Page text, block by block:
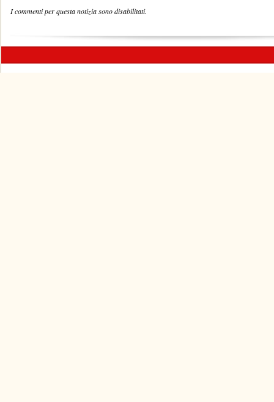
I commenti per questa notizia sono disabilitati.